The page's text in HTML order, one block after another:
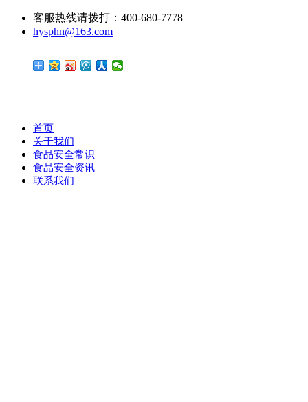
客服热线请拨打：400-680-7778
hysphn@163.com
首页
关于我们
食品安全常识
食品安全资讯
联系我们